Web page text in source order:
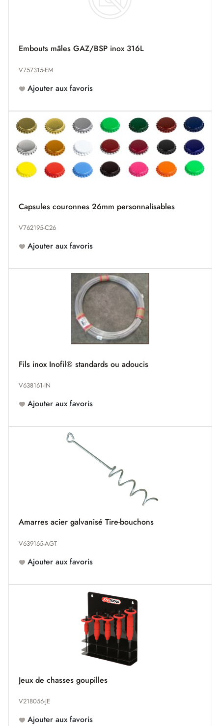
Embouts mâles GAZ/BSP inox 316L
V757315-EM
Ajouter aux favoris
Capsules couronnes 26mm personnalisables
V762195-C26
Ajouter aux favoris
Fils inox Inofil® standards ou adoucis
V638161-IN
Ajouter aux favoris
Amarres acier galvanisé Tire-bouchons
V639165-AGT
Ajouter aux favoris
Jeux de chasses goupilles
V218056-JE
Ajouter aux favoris